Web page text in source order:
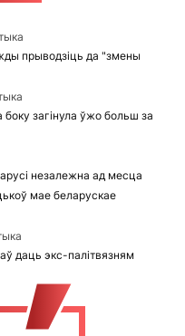
прыводзіць да "змены
боку загінула ўжо больш за
незалежна ад месца
мае беларускае
даць экс-палітвязням